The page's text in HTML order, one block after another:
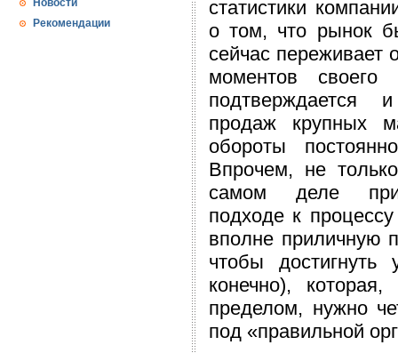
Новости
Рекомендации
статистики
о том, что рынок
сейчас переживает
моментов своего
подтверждается
продаж крупных
обороты
Впрочем, не
самом деле
подходе к
вполне приличную
чтобы
конечно),
пределом, нужно
под «правильной